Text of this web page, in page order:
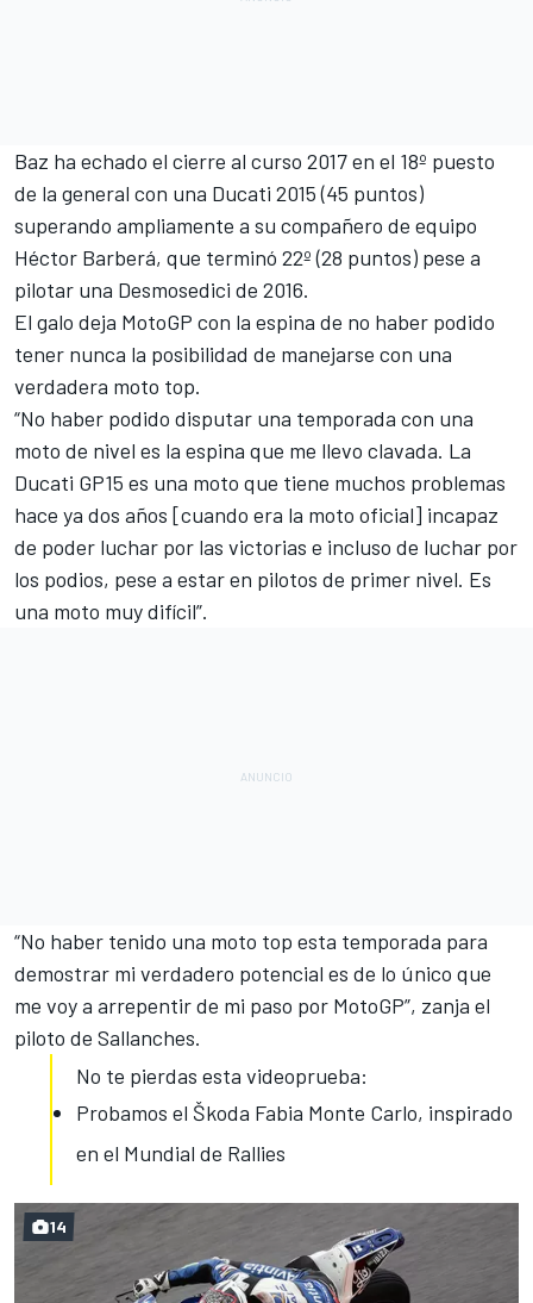
Baz ha echado el cierre al curso 2017 en el 18º puesto
de la general con una Ducati 2015 (45 puntos)
superando ampliamente a su compañero de equipo
Héctor Barberá, que terminó 22º (28 puntos) pese a
pilotar una Desmosedici de 2016.
El galo deja MotoGP con la espina de no haber podido
tener nunca la posibilidad de manejarse con una
verdadera moto top.
“No haber podido disputar una temporada con una
moto de nivel es la espina que me llevo clavada. La
Ducati GP15 es una moto que tiene muchos problemas
hace ya dos años [cuando era la moto oficial] incapaz
de poder luchar por las victorias e incluso de luchar por
los podios, pese a estar en pilotos de primer nivel. Es
una moto muy difícil”.
“No haber tenido una moto top esta temporada para
demostrar mi verdadero potencial es de lo único que
me voy a arrepentir de mi paso por MotoGP”, zanja el
piloto de Sallanches.
No te pierdas esta videoprueba:
Probamos el Škoda Fabia Monte Carlo, inspirado
en el Mundial de Rallies
14